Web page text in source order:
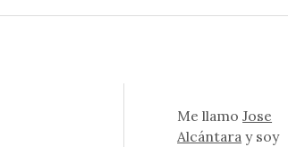
Me llamoJose
Alcántara y soy